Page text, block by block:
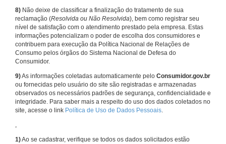
8) Não deixe de classificar a finalização do tratamento de sua
reclamação (Resolvida ou Não Resolvida), bem como registrar seu
nível de satisfação com o atendimento prestado pela empresa. Estas
informações potencializam o poder de escolha dos consumidores e
contribuem para execução da Política Nacional de Relações de
Consumo pelos órgãos do Sistema Nacional de Defesa do
Consumidor.
9)As informações coletadas automaticamente pelo Consumidor.gov.br
ou fornecidas pelo usuário do site são registradas e armazenadas
observados os necessários padrões de segurança, confidencialidade e
integridade. Para saber mais a respeito do uso dos dados coletados no
site, acesse o link Política de Uso de Dados Pessoais.
,
1)Ao se cadastrar, verifique se todos os dados solicitados estão